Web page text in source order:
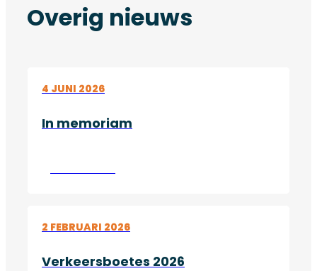
Overig nieuws
4 JUNI 2026
In memoriam
2 FEBRUARI 2026
Verkeersboetes 2026